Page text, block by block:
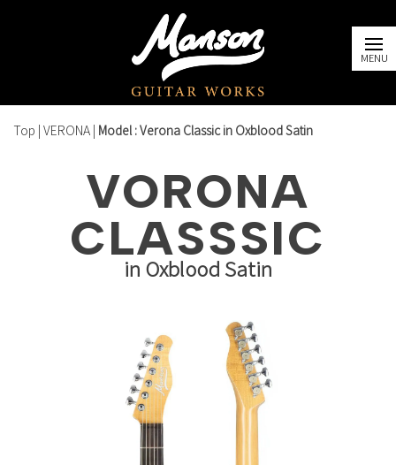
Top | VERONA | Model : Verona Classic in Oxblood Satin
VORONA
CLASSSIC
in Oxblood Satin